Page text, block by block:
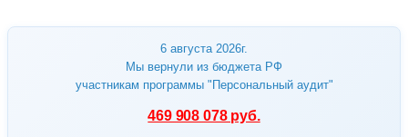
6 августа 2026г.
Мы вернули из бюджета РФ
участникам программы "Персональный аудит"
469 908 078 руб.